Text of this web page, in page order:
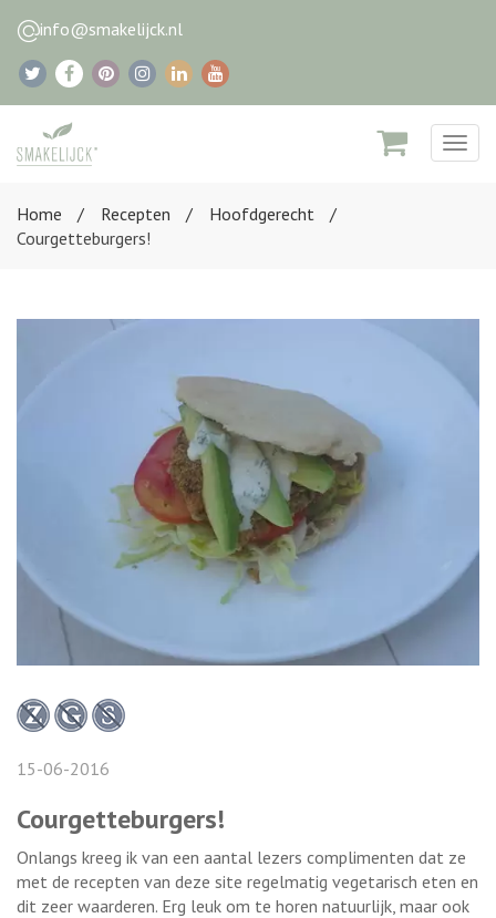
info@smakelijck.nl
Home
Recepten
Hoofdgerecht
Courgetteburgers!
15-06-2016
Courgetteburgers!
Onlangs kreeg ik van een aantal lezers complimenten dat ze
met de recepten van deze site regelmatig vegetarisch eten en
dit zeer waarderen. Erg leuk om te horen natuurlijk, maar ook